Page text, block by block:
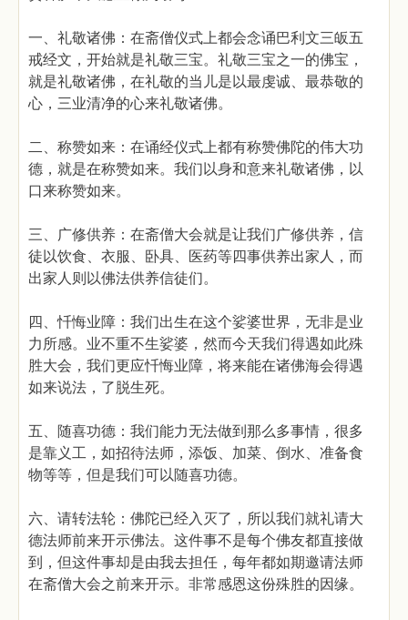
一、礼敬诸佛：在斋僧仪式上都会念诵巴利文三皈五
戒经文，开始就是礼敬三宝。礼敬三宝之一的佛宝，
就是礼敬诸佛，在礼敬的当儿是以最虔诚、最恭敬的
心，三业清净的心来礼敬诸佛。
二、称赞如来：在诵经仪式上都有称赞佛陀的伟大功
德，就是在称赞如来。我们以身和意来礼敬诸佛，以
口来称赞如来。
三、广修供养：在斋僧大会就是让我们广修供养，信
徒以饮食、衣服、卧具、医药等四事供养出家人，而
出家人则以佛法供养信徒们。
四、忏悔业障：我们出生在这个娑婆世界，无非是业
力所感。业不重不生娑婆，然而今天我们得遇如此殊
胜大会，我们更应忏悔业障，将来能在诸佛海会得遇
如来说法，了脱生死。
五、随喜功德：我们能力无法做到那么多事情，很多
是靠义工，如招待法师，添饭、加菜、倒水、准备食
物等等，但是我们可以随喜功德。
六、请转法轮：佛陀已经入灭了，所以我们就礼请大
德法师前来开示佛法。这件事不是每个佛友都直接做
到，但这件事却是由我去担任，每年都如期邀请法师
在斋僧大会之前来开示。非常感恩这份殊胜的因缘。